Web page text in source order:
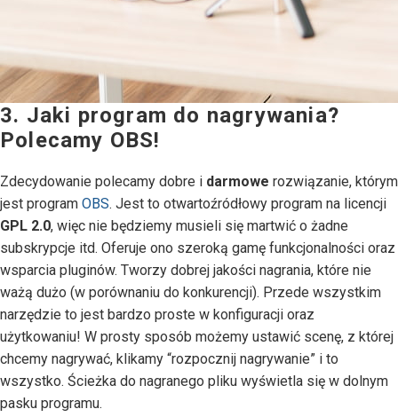
3. Jaki program do nagrywania?
Polecamy OBS!
Zdecydowanie polecamy dobre i darmowe rozwiązanie, którym
jest program OBS. Jest to otwartoźródłowy program na licencji
GPL 2.0, więc nie będziemy musieli się martwić o żadne
subskrypcje itd. Oferuje ono szeroką gamę funkcjonalności oraz
wsparcia pluginów. Tworzy dobrej jakości nagrania, które nie
ważą dużo (w porównaniu do konkurencji). Przede wszystkim
narzędzie to jest bardzo proste w konfiguracji oraz
użytkowaniu! W prosty sposób możemy ustawić scenę, z której
chcemy nagrywać, klikamy “rozpocznij nagrywanie” i to
wszystko. Ścieżka do nagranego pliku wyświetla się w dolnym
pasku programu.